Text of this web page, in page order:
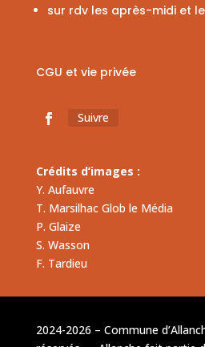
sur rdv les après-midi et
CGU et vie privée
Suivre
Crédits d’images :
Y. Aufauvre
T. Marsilhac Glob le Média
P. Glaize
S. Wasson
F. Tardieu
2024-2026 – Commune